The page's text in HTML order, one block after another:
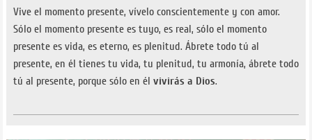
Vive el momento presente, vívelo conscientemente y con amor.
Sólo el momento presente es tuyo, es real, sólo el momento
presente es vida, es eterno, es plenitud. Ábrete todo tú al
presente, en él tienes tu vida, tu plenitud, tu armonía, ábrete todo
tú al presente, porque sólo en él vivirás a Dios.